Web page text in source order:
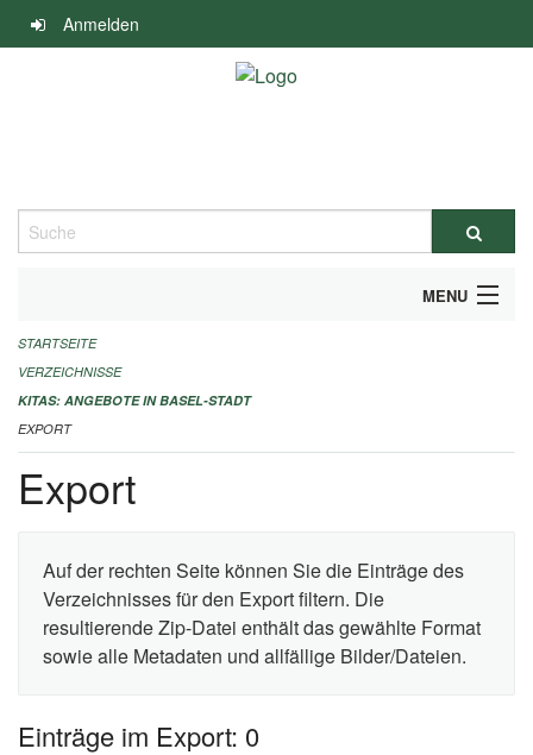
Navigation
überspringen
Anmelden
Suche
MENU
ALLGEMEINE INFORMATIONEN
IMPRESSUM
STARTSEITE
VERZEICHNISSE
KITAS: ANGEBOTE IN BASEL-STADT
EXPORT
Export
Auf der rechten Seite können Sie die Einträge des
Verzeichnisses für den Export filtern. Die
resultierende Zip-Datei enthält das gewählte Format
sowie alle Metadaten und allfällige Bilder/Dateien.
Einträge im Export: 0